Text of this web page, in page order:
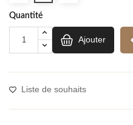
Quantité
Ajouter
Liste de souhaits